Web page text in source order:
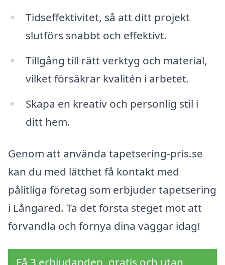
Tidseffektivitet, så att ditt projekt
slutförs snabbt och effektivt.
Tillgång till rätt verktyg och material,
vilket försäkrar kvalitén i arbetet.
Skapa en kreativ och personlig stil i
ditt hem.
Genom att använda tapetsering-pris.se
kan du med lätthet få kontakt med
pålitliga företag som erbjuder tapetsering
i Långared. Ta det första steget mot att
förvandla och förnya dina väggar idag!
Få 3 erbjudanden, gratis och utan